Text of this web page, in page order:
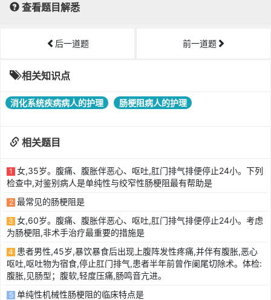
查看题目解悉
后一道题 前一道题
相关知识点
消化系统疾病病人的护理 肠梗阻病人的护理
相关题目
1 女,35岁。腹痛、腹胀伴恶心、呕吐,肛门排气排便停止24小。下列
检查中,对鉴别病人是单纯性与绞窄性肠梗阻最有帮助是
2 最常见的肠梗阻是
3 女,60岁。腹痛、腹胀伴恶心、呕吐,肛门排气排便停止24小。考虑
为肠梗阻,非术手治疗最重要的措施是
4 患者男性,45岁,暴饮暴食后出现上腹阵发性疼痛,并伴有腹胀,恶心
呕吐,呕吐物为宿食,停止肛门排气,患者半年前曾作阑尾切除术。体检:
腹胀,见肠型；腹软,轻度压痛,肠鸣音亢进。
5 单纯性机械性肠梗阻的临床特点是